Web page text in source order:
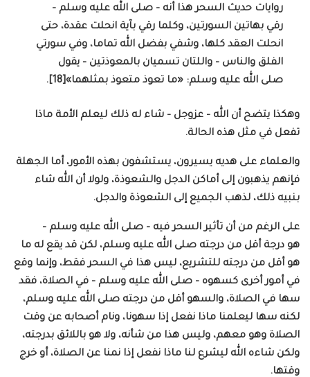
روايات حديث السحر هذا أنه – صلى الله عليه وسلم –
رقي بهاتين السورتين، وكلما رقي بآية انحلت عقدة، حتى
انحلت العقد كلها، وشفي بفضل الله تماما، وفي سورتي
الفلق والناس – واللتان تسميان بالمعوذتين – يقول
صلى الله عليه وسلم: «ما تعوذ متعوذ بمثلهما»[18].
وهكذا يتضح أن الله – عزوجل – شاء له ذلك ليعلم الأمة ماذا
تفعل في مثل هذه الحالة.
والعلماء على هديه يسيرون، يستشفون بهذه الأمور، أما الجهلة
فإنهم يذهبون إلى أماكن الدجل والشعوذة، ولولا أن الله شاء
بنبيه ذلك، لذهب الجميع إلى الشعوذة والدجل.
على الرغم من أن تأثير السحر فيه – صلى الله عليه وسلم –
هو درجة أقل من درجته صلى الله عليه وسلم، لكن قد يقع له ما
هو أقل من درجته للتشريع، ليس هذا في السحر فقط، وإنما وقع
في أمور أخرى كسهوه – صلى الله عليه وسلم – في الصلاة، فقد
سها في الصلاة، والسهو أقل من درجته صلى الله عليه وسلم،
لكنه سها ليعلمنا ماذا نفعل إذا سهونا، ونام أصحابه عن وقت
الصلاة وهو معهم، وليس هذا من شأنه، ولا هو باللائق بدرجته،
ولكن شاءه الله ليشرع لنا ماذا نفعل إذا نمنا عن الصلاة، أو خرج
وقتها.